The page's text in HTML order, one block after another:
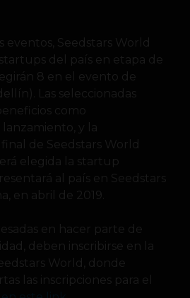
eventos, Seedstars World
startups del país en etapa de
8 en el evento de
Las seleccionadas
como
y la
de Seedstars World
elegida la startup
al país en Seedstars
en abril de 2019.
en hacer parte de
deben inscribirse en la
World, donde
las inscripciones para el